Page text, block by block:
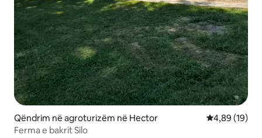
Qëndrim në agroturizëm në Hector Vlerësimi
4,89 (19)
Ferma e bakrit Silo